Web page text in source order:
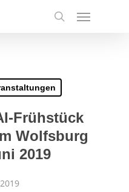
Menu
Frühstück
Wolfsburg
2019